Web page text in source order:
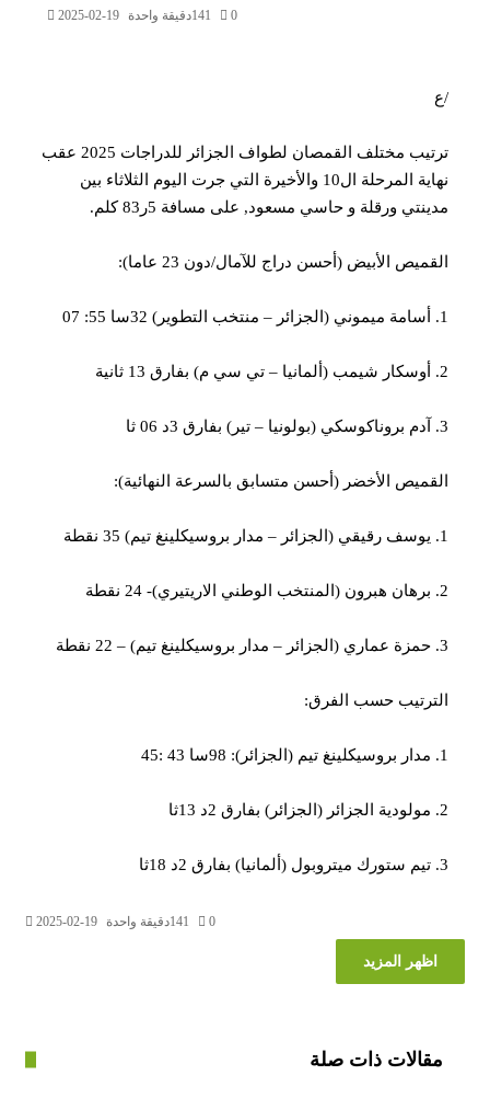
2025-02-19 دقيقة واحدة
ترتيب مختلف القمصان لطواف الجزائر للدراجات 2025 عقب
نهاية المرحلة ال10 والأخيرة التي جرت اليوم الثلاثاء بين
ورقلة و حاسي مسعود, على مسافة 5ر83 كلم.
الأبيض (أحسن دراج للآمال/دون 23 عاما):
الأخضر (أحسن متسابق بالسرعة النهائية):
حسب الفرق:
2025-02-19 دقيقة واحدة
المزيد
ذات صلة